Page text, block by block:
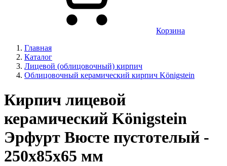
Корзина
Главная
Каталог
Лицевой (облицовочный) кирпич
Облицовочный керамический кирпич Königstein
Кирпич лицевой
керамический Königstein
Эрфурт Вюсте пустотелый -
250x85x65 мм